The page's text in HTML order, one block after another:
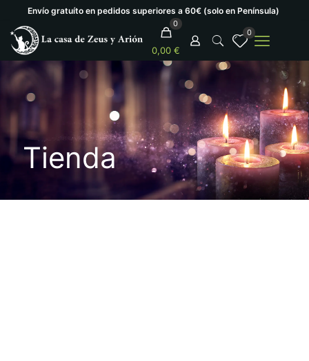
Envío gratuíto en pedidos superiores a 60€ (solo en Península)
0
0,00 €
0
Tienda